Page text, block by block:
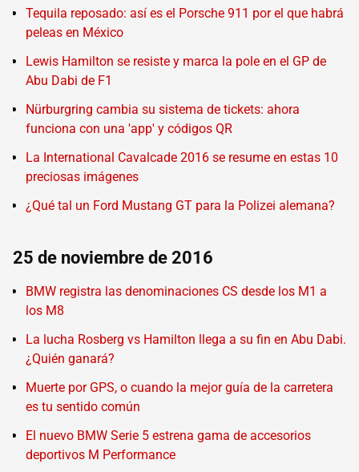
Tequila reposado: así es el Porsche 911 por el que habrá
peleas en México
Lewis Hamilton se resiste y marca la pole en el GP de
Abu Dabi de F1
Nürburgring cambia su sistema de tickets: ahora
funciona con una 'app' y códigos QR
La International Cavalcade 2016 se resume en estas 10
preciosas imágenes
¿Qué tal un Ford Mustang GT para la Polizei alemana?
25 de noviembre de 2016
BMW registra las denominaciones CS desde los M1 a
los M8
La lucha Rosberg vs Hamilton llega a su fin en Abu Dabi.
¿Quién ganará?
Muerte por GPS, o cuando la mejor guía de la carretera
es tu sentido común
El nuevo BMW Serie 5 estrena gama de accesorios
deportivos M Performance